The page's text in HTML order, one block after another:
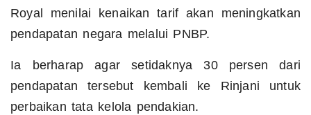
Royal menilai kenaikan tarif akan meningkatkan
pendapatan negara melalui PNBP.
Ia berharap agar setidaknya 30 persen dari
pendapatan tersebut kembali ke Rinjani untuk
perbaikan tata kelola pendakian.